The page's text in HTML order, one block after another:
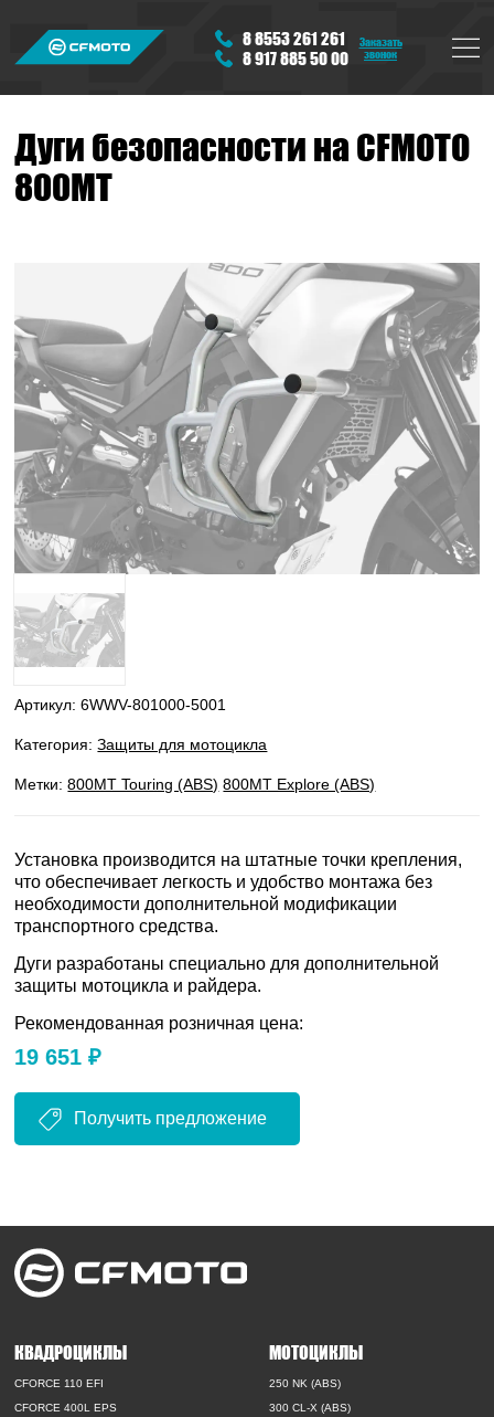
8 8553 261 261
8 917 885 50 00
Заказать
звонок
Дуги безопасности на CFMOTO
800MT
Артикул:6WWV-801000-5001
Категория:Защиты для мотоцикла
Метки:800MT Touring (ABS) 800MT Explore (ABS)
Установка производится на штатные точки крепления,
что обеспечивает легкость и удобство монтажа без
необходимости дополнительной модификации
транспортного средства.
Дуги разработаны специально для дополнительной
защиты мотоцикла и райдера.
Рекомендованная розничная цена:
19 651 ₽
Получить предложение
КВАДРОЦИКЛЫ
CFORCE 110 EFI
CFORCE 400L EPS
МОТОЦИКЛЫ
250 NK (ABS)
300 CL-X (ABS)